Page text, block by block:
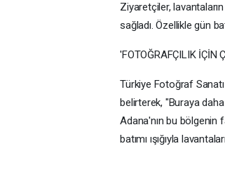
Ziyaretçiler,
sağladı. Özellikle gün
'FOTOĞRAFÇILIK İÇİN
Türkiye Fotoğraf
belirterek, "Buraya
Adana'nın bu bölgenin
batımı ışığıyla